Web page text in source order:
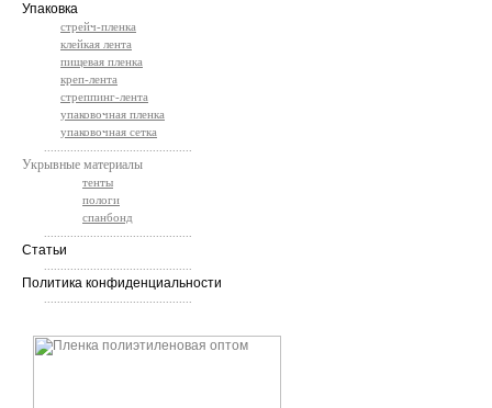
Упаковка
стрейч-пленка
клейкая лента
пищевая пленка
креп-лента
стреппинг-лента
упаковочная пленка
упаковочная сетка
Укрывные материалы
тенты
пологи
спанбонд
Статьи
Политика конфиденциальности